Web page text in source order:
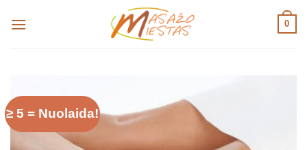
0
≥ 5 = Nuolaida!